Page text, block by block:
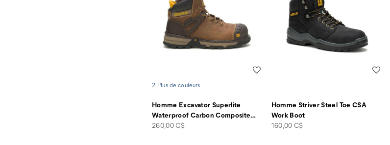
2 Plus de couleurs
Homme Excavator Superlite
Waterproof Carbon Composite…
price
260,00 C$
Homme Striver Steel Toe CSA
Work Boot
price
160,00 C$